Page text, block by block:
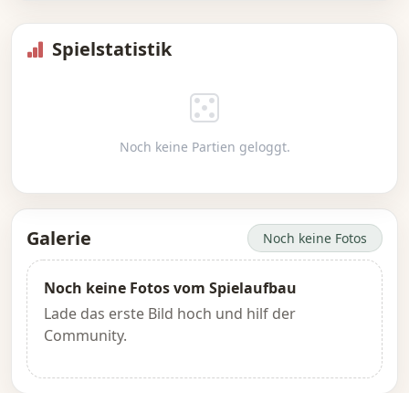
Spielstatistik
Noch keine Partien geloggt.
Galerie Noch keine Fotos
Noch keine Fotos vom Spielaufbau
Lade das erste Bild hoch und hilf der
Community.